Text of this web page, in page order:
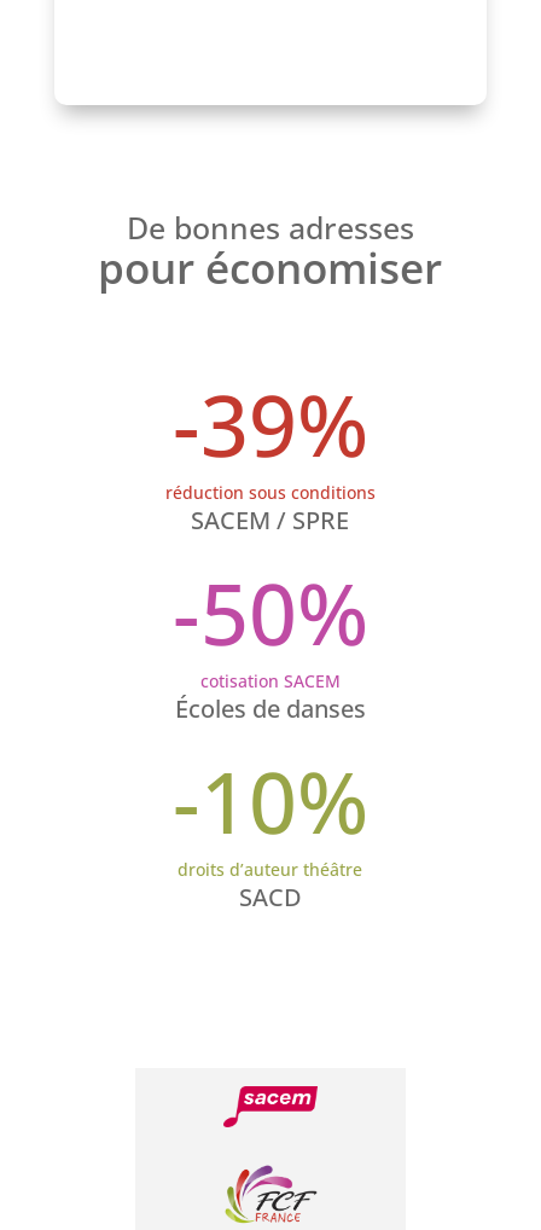
De bonnes adresses
pour économiser
-39%
réduction sous conditions
SACEM / SPRE
-50%
cotisation SACEM
Écoles de danses
-10%
droits d’auteur théâtre
SACD